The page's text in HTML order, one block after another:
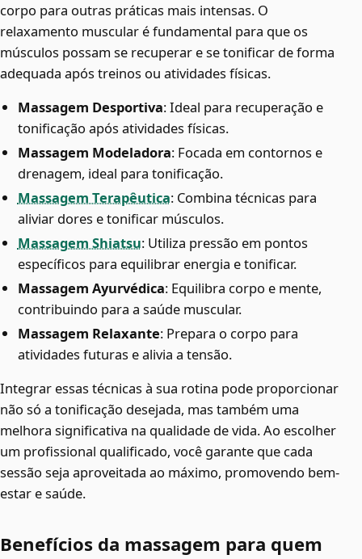
corpo para outras práticas mais intensas. O
relaxamento muscular é fundamental para que os
músculos possam se recuperar e se tonificar de forma
adequada após treinos ou atividades físicas.
Massagem Desportiva: Ideal para recuperação e
tonificação após atividades físicas.
Massagem Modeladora: Focada em contornos e
drenagem, ideal para tonificação.
Massagem Terapêutica: Combina técnicas para
aliviar dores e tonificar músculos.
Massagem Shiatsu: Utiliza pressão em pontos
específicos para equilibrar energia e tonificar.
Massagem Ayurvédica: Equilibra corpo e mente,
contribuindo para a saúde muscular.
Massagem Relaxante: Prepara o corpo para
atividades futuras e alivia a tensão.
Integrar essas técnicas à sua rotina pode proporcionar
não só a tonificação desejada, mas também uma
melhora significativa na qualidade de vida. Ao escolher
um profissional qualificado, você garante que cada
sessão seja aproveitada ao máximo, promovendo bem-
estar e saúde.
Benefícios da massagem para quem